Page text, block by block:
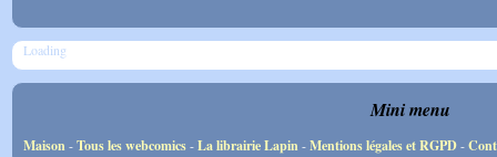
Loading
Mini menu
Maison-Tous les webcomics-La librairie Lapin-Mentions légales et RGPD-